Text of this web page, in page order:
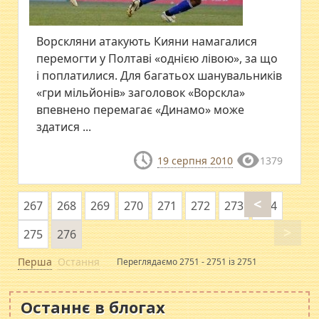
Ворскляни атакують Кияни намагалися
перемогти у Полтаві «однією лівою», за що
і поплатилися. Для багатьох шанувальників
«гри мільйонів» заголовок «Ворскла»
впевнено перемагає «Динамо» може
здатися ...
19 серпня 2010 1379
Перша
<
267 268 269 270 271 272 273
274
275
276 >
Остання Переглядаємо 2751 - 2751 із 2751
Останнє в блогах